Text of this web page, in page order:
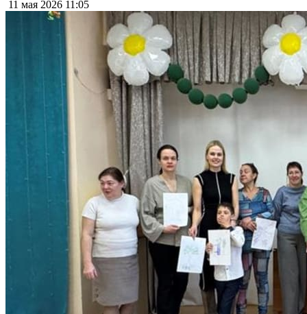
11 мая 2026 11:05